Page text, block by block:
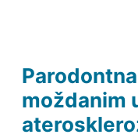
moždanim